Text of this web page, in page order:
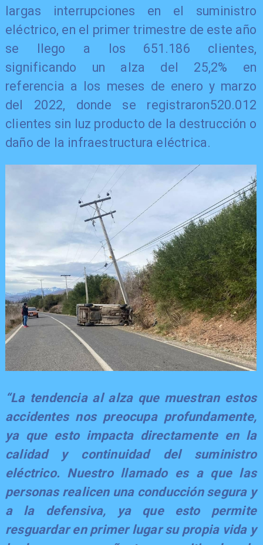
largas interrupciones en el suministro
eléctrico, en el primer trimestre de este año
se llego a los 651.186 clientes,
significando un alza del 25,2% en
referencia a los meses de enero y marzo
del 2022, donde se registraron520.012
clientes sin luz producto de la destrucción o
daño de la infraestructura eléctrica.
“La tendencia al alza que muestran estos
accidentes nos preocupa profundamente,
ya que esto impacta directamente en la
calidad y continuidad del suministro
eléctrico. Nuestro llamado es a que las
personas realicen una conducción segura y
a la defensiva, ya que esto permite
resguardar en primer lugar su propia vida y